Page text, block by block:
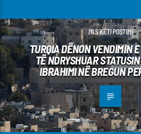
PAS KËTI POSTIMI
TURQIA DËNON VENDIMIN
TË NDRYSHUAR
IBRAHIMI NË BREGUN